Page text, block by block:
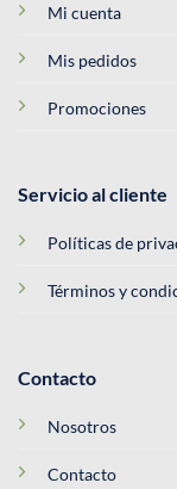
Mi cuenta
Mis pedidos
Promociones
Servicio al cliente
Políticas de
Términos y
Contacto
Nosotros
Contacto